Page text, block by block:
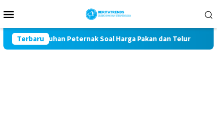
ke
Mobile
Terbaru
Keluhan Peternak Soal Harga Pakan dan Telur TAK